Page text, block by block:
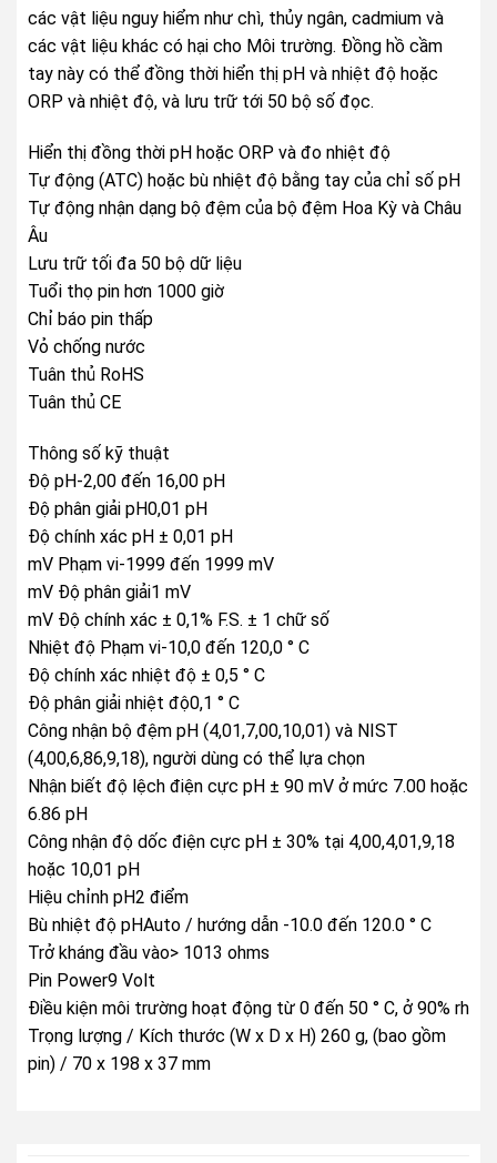
các vật liệu nguy hiểm như chì, thủy ngân, cadmium và
các vật liệu khác có hại cho Môi trường. Đồng hồ cầm
tay này có thể đồng thời hiển thị pH và nhiệt độ hoặc
ORP và nhiệt độ, và lưu trữ tới 50 bộ số đọc.
Hiển thị đồng thời pH hoặc ORP và đo nhiệt độ
Tự động (ATC) hoặc bù nhiệt độ bằng tay của chỉ số pH
Tự động nhận dạng bộ đệm của bộ đệm Hoa Kỳ và Châu
Âu
Lưu trữ tối đa 50 bộ dữ liệu
Tuổi thọ pin hơn 1000 giờ
Chỉ báo pin thấp
Vỏ chống nước
Tuân thủ RoHS
Tuân thủ CE
Thông số kỹ thuật
Độ pH-2,00 đến 16,00 pH
Độ phân giải pH0,01 pH
Độ chính xác pH ± 0,01 pH
mV Phạm vi-1999 đến 1999 mV
mV Độ phân giải1 mV
mV Độ chính xác ± 0,1% F.S. ± 1 chữ số
Nhiệt độ Phạm vi-10,0 đến 120,0 ° C
Độ chính xác nhiệt độ ± 0,5 ° C
Độ phân giải nhiệt độ0,1 ° C
Công nhận bộ đệm pH (4,01,7,00,10,01) và NIST
(4,00,6,86,9,18), người dùng có thể lựa chọn
Nhận biết độ lệch điện cực pH ± 90 mV ở mức 7.00 hoặc
6.86 pH
Công nhận độ dốc điện cực pH ± 30% tại 4,00,4,01,9,18
hoặc 10,01 pH
Hiệu chỉnh pH2 điểm
Bù nhiệt độ pHAuto / hướng dẫn -10.0 đến 120.0 ° C
Trở kháng đầu vào> 1013 ohms
Pin Power9 Volt
Điều kiện môi trường hoạt động từ 0 đến 50 ° C, ở 90% rh
Trọng lượng / Kích thước (W x D x H) 260 g, (bao gồm
pin) / 70 x 198 x 37 mm